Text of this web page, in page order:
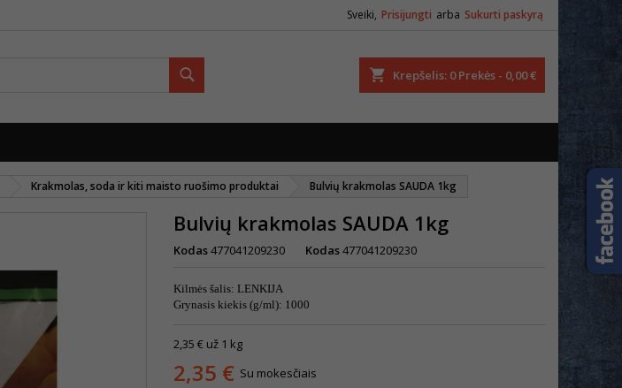
Sveiki, Prisijungti arba Sukurti paskyrą
Krepšelis 0 Prekės - 0,00 €
Krakmolas, soda ir kiti maisto ruošimo produktai Bulvių krakmolas SAUDA 1kg
Bulvių krakmolas SAUDA 1kg
Kodas477041209230 Kodas477041209230
Kilmės šalis: LENKIJA
Grynasis kiekis (g/ml): 1000
2,35 € už 1 kg
2,35 € Su mokesčiais